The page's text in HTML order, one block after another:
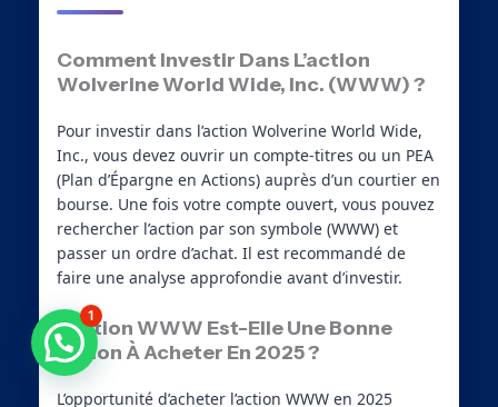
Comment Investir Dans L’action
Wolverine World Wide, Inc. (WWW) ?
Pour investir dans l’action Wolverine World Wide,
Inc., vous devez ouvrir un compte-titres ou un PEA
(Plan d’Épargne en Actions) auprès d’un courtier en
bourse. Une fois votre compte ouvert, vous pouvez
rechercher l’action par son symbole (WWW) et
passer un ordre d’achat. Il est recommandé de
faire une analyse approfondie avant d’investir.
L’action WWW Est-Elle Une Bonne
Action À Acheter En 2025 ?
L’opportunité d’acheter l’action WWW en 2025
Besoin d'aide ?
1